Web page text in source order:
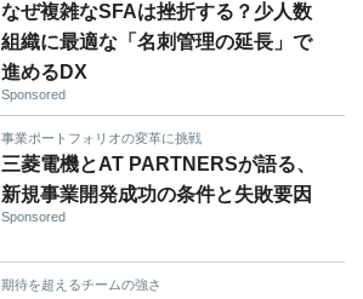
なぜ複雑なSFAは挫折する？少人数
組織に最適な「名刺管理の延長」で
進めるDX
Sponsored
事業ポートフォリオの変革に挑戦
三菱電機とAT PARTNERSが語る、
新規事業開発成功の条件と失敗要因
Sponsored
期待を超えるチームの強さ